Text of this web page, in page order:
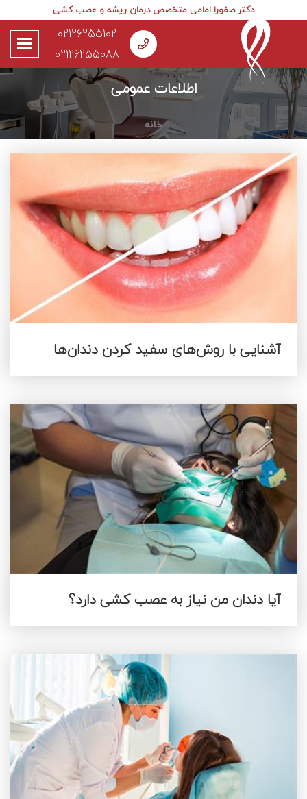
02126255102
02126255088
دکتر صفورا امامی متخصص درمان ریشه و عصب کشی
اطلاعات عمومی
خانه
آشنایی با روش‌های سفید کردن دندان‌ها
آیا دندان من نیاز به عصب کشی دارد؟